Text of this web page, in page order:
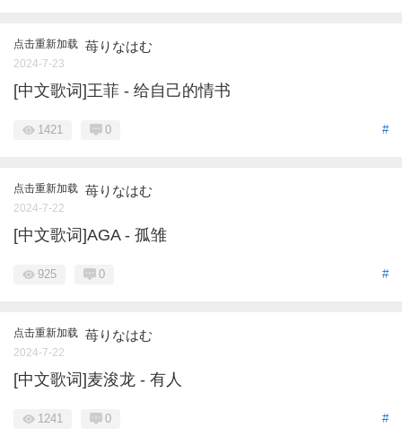
点击重新加载 苺りなはむ
2024-7-23
[中文歌词]王菲 - 给自己的情书
#
1421 0
点击重新加载 苺りなはむ
2024-7-22
[中文歌词]AGA - 孤雏
#
925 0
点击重新加载 苺りなはむ
2024-7-22
[中文歌词]麦浚龙 - 有人
#
1241 0